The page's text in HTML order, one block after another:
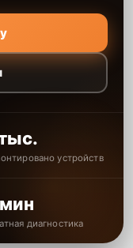
устройств
диагностика